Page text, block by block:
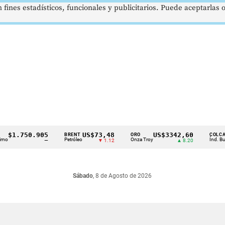
BRENT
Petróleo
US$73,48
▼ 1.12 Onza Troy
US$3342,60
▲ 8.20
COLCAP
Índ. Bursátil
Sábado, 8 de Agosto de 2026
estadísticos, funcionales y publicitarios. Puede aceptarlas